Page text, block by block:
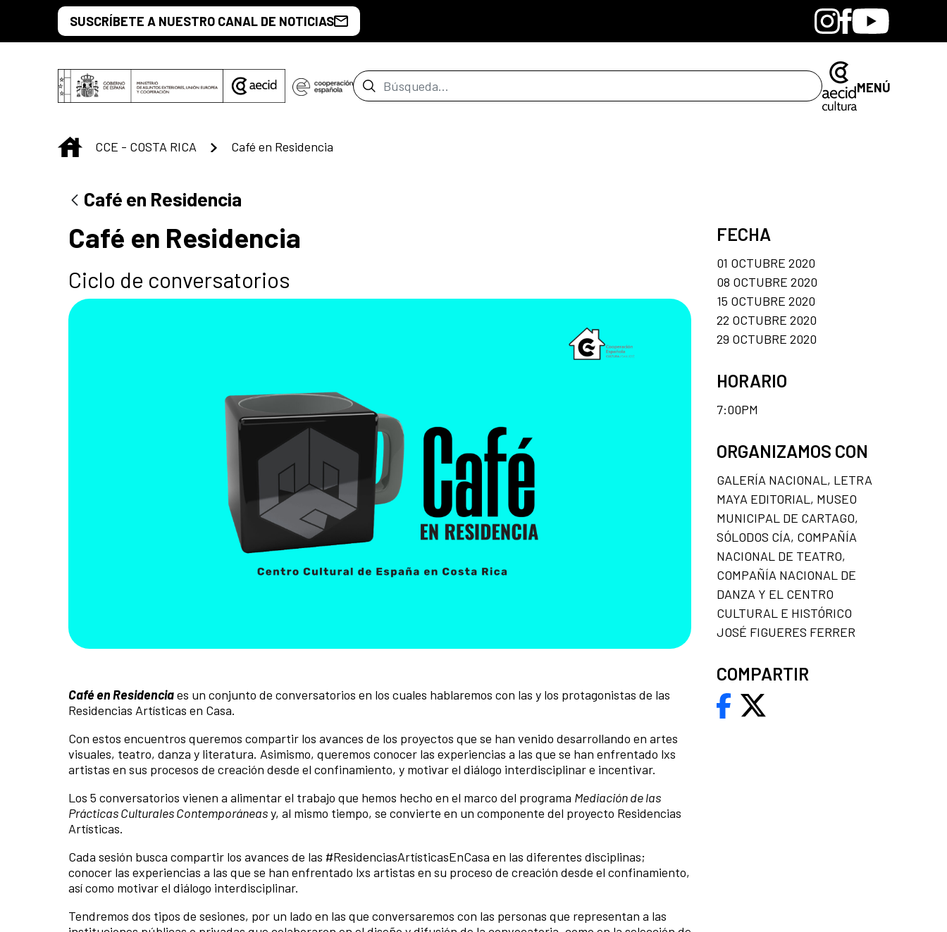
Saltar al contenido principal
SUSCRÍBETE A NUESTRO CANAL DE NOTICIAS BandcampInstagram
Facebook
Youtube
Barra de búsqueda MENÚ
INICIO
CCE - COSTA RICA Café en Residencia
Café en Residencia
Café en Residencia
Ciclo de conversatorios
Café en Residenciaes un conjunto de conversatorios en los cuales hablaremos con las y los protagonistas de las
Residencias Artísticas en Casa.
Con estos encuentros queremos compartir los avances de los proyectos que se han venido desarrollando en artes
visuales, teatro, danza y literatura. Asimismo, queremos conocer las experiencias a las que se han enfrentado lxs
artistas en sus procesos de creación desde el confinamiento, y motivar el diálogo interdisciplinar e incentivar.
Los 5 conversatorios vienen a alimentar el trabajo que hemos hecho en el marco del programa Mediación de las
Prácticas Culturales Contemporáneasy, al mismo tiempo, se convierte en un componente del proyecto Residencias
Artísticas.
Cada sesión busca compartir los avances de las #ResidenciasArtísticasEnCasa en las diferentes disciplinas;
conocer las experiencias a las que se han enfrentado lxs artistas en su proceso de creación desde el confinamiento,
así como motivar el diálogo interdisciplinar.
Tendremos dos tipos de sesiones, por un lado en las que conversaremos con las personas que representan a las
FECHA
01 OCTUBRE 2020
08 OCTUBRE 2020
15 OCTUBRE 2020
22 OCTUBRE 2020
29 OCTUBRE 2020
HORARIO
7:00PM
ORGANIZAMOS CON
GALERÍA NACIONAL, LETRA
MAYA EDITORIAL, MUSEO
MUNICIPAL DE CARTAGO,
SÓLODOS CÍA, COMPAÑÍA
NACIONAL DE TEATRO,
COMPAÑÍA NACIONAL DE
DANZA Y EL CENTRO
CULTURAL E HISTÓRICO
JOSÉ FIGUERES FERRER
COMPARTIR